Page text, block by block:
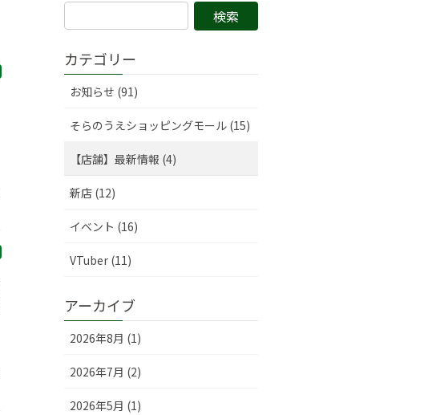
検
索:
カテゴリー
お知らせ (91)
そらのうえショッピングモール (15)
【店舗】最新情報 (4)
新店 (12)
イベント (16)
VTuber (11)
アーカイブ
2026年8月 (1)
2026年7月 (2)
2026年5月 (1)